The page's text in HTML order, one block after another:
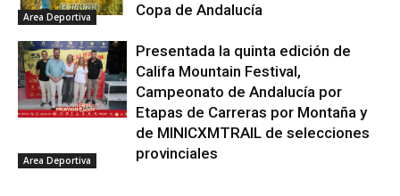
Area Deportiva
Copa de Andalucía
Area Deportiva
Presentada la quinta edición de
Califa Mountain Festival,
Campeonato de Andalucía por
Etapas de Carreras por Montaña y
de MINICXMTRAIL de selecciones
provinciales